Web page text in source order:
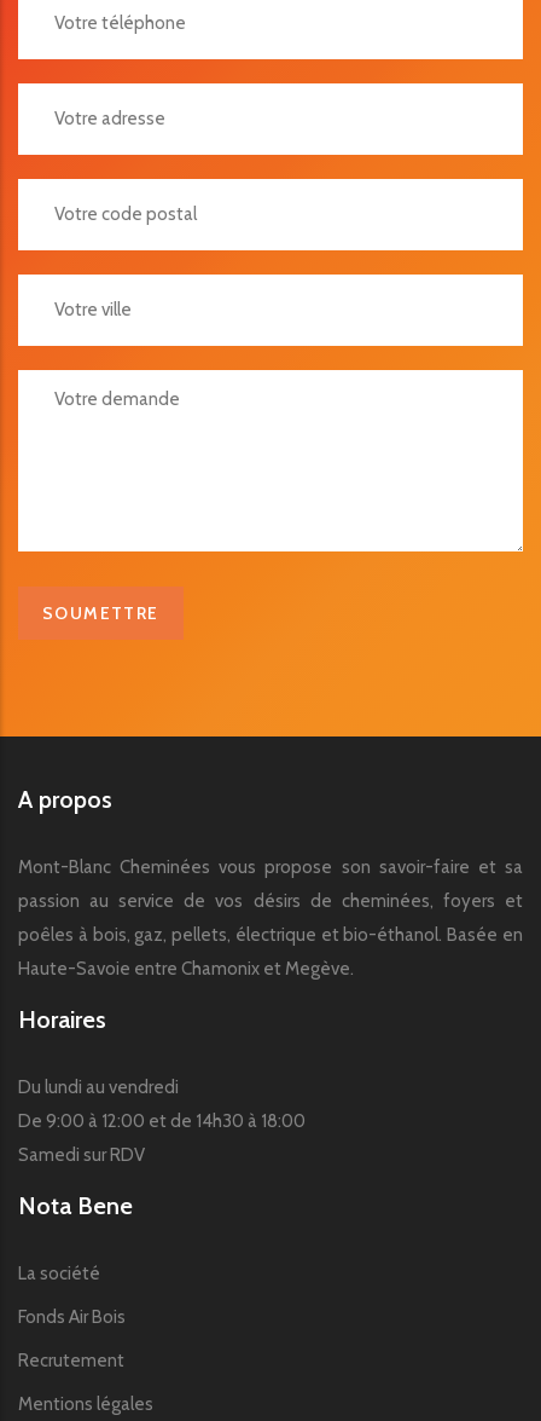
Votre Demande
A propos
Mont-Blanc Cheminées vous propose son savoir-faire et sa
passion au service de vos désirs de cheminées, foyers et
poêles à bois, gaz, pellets, électrique et bio-éthanol. Basée en
Haute-Savoie entre Chamonix et Megève.
Horaires
Du lundi au vendredi
De 9:00 à 12:00 et de 14h30 à 18:00
Samedi sur RDV
Nota Bene
La société
Fonds Air Bois
Recrutement
Mentions légales